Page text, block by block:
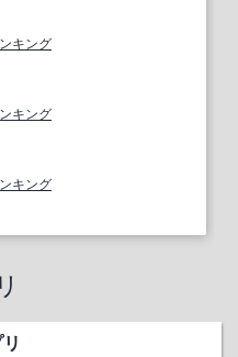
キング
キング
キング